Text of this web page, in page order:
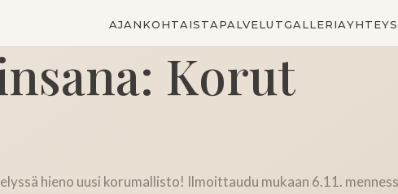
AJANKOHTAISTAPALVELUTGALLERIA
Korut
hieno uusi korumallisto! Ilmoittaudu mukaan 6.11.